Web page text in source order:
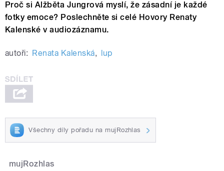
Proč si Alžběta Jungrová myslí, že zásadní je každé
fotky emoce? Poslechněte si celé Hovory Renaty
Kalenské v audiozáznamu.
autoři: Renata Kalenská, lup
Všechny díly pořadu na mujRozhlas
mujRozhlas